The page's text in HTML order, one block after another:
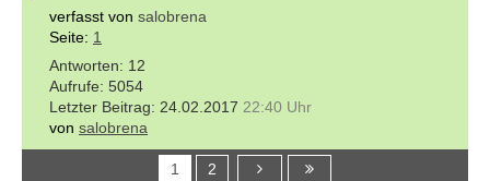
verfasst von salobrena
Seite: 1
12
5054
24.02.2017 22:40 Uhr
von salobrena
1 2